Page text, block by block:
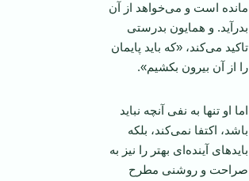
مانده است و می‌خواهد از آن
بدرآید. و همایون بدرستی
تاکید می‌کند، «که باید پایمان
را از آن بیرون بکشیم».
اما او تنها به نفی آنچه نباید
باشد، اکتفا نمی‌کند، بلکه
بایدهای آینده‌ای بهتر را نیز به
صراحت و روشنی مطرح